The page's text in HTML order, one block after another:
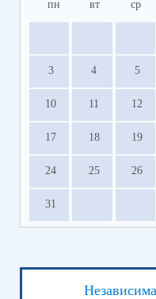
пн вт ср
3 4 5
10 11 12
17 18 19
24 25 26
31